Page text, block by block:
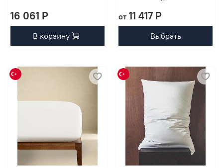
16 061 P
В корзину
от11 417 P
Выбрать